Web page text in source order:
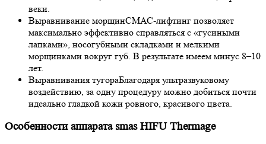
веки.
Выравнивание морщинСМАС-лифтинг позволяет
максимально эффективно справляться с «гусиными
лапками», носогубными складками и мелкими
морщинками вокруг губ. В результате имеем минус 8–10
лет.
Выравнивания тугораБлагодаря ультразвуковому
воздействию, за одну процедуру можно добиться почти
идеально гладкой кожи ровного, красивого цвета.
Особенности аппарата smas HIFU Thermage